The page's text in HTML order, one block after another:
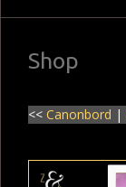
Shop
<< Canonbord |